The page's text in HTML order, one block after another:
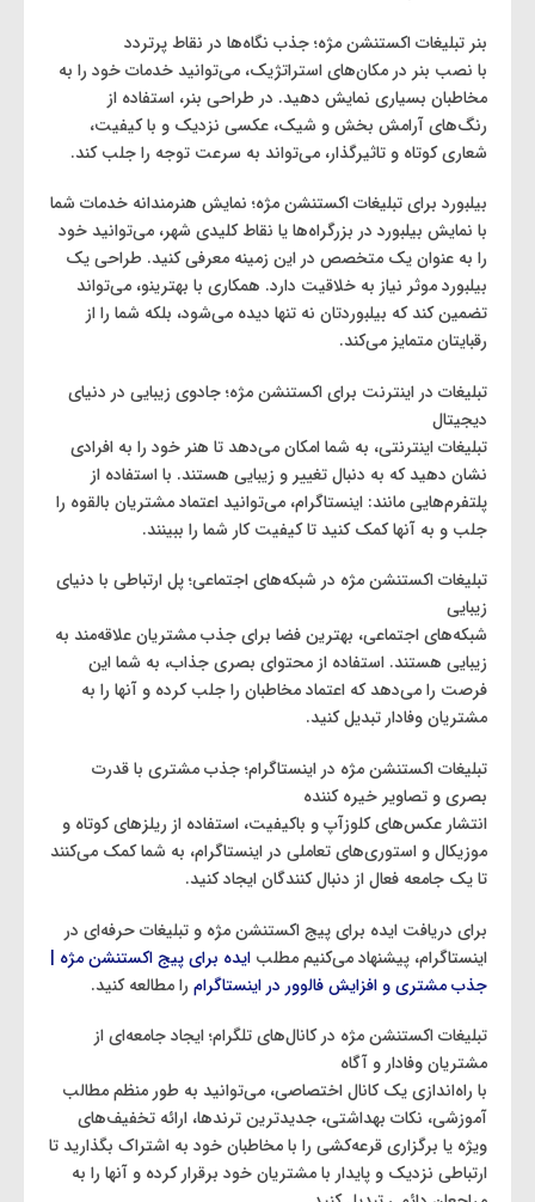
بنر تبلیغات اکستنشن مژه؛ جذب نگاه‌ها در نقاط پرتردد
با نصب بنر در مکان‌های استراتژیک، می‌توانید خدمات خود را به
مخاطبان بسیاری نمایش دهید. در طراحی بنر، استفاده از
رنگ‌های آرامش‌ بخش و شیک، عکسی نزدیک و با کیفیت،
شعاری کوتاه و تاثیرگذار، می‌تواند به سرعت توجه را جلب کند.
بیلبورد برای تبلیغات اکستنشن مژه؛ نمایش هنرمندانه خدمات شما
با نمایش بیلبورد در بزرگراه‌ها یا نقاط کلیدی شهر، می‌توانید خود
را به عنوان یک متخصص در این زمینه معرفی کنید. طراحی یک
بیلبورد موثر نیاز به خلاقیت دارد. همکاری با بهترینو، می‌تواند
تضمین کند که بیلبوردتان نه تنها دیده می‌شود، بلکه شما را از
رقبایتان متمایز می‌کند.
تبلیغات در اینترنت برای اکستنشن مژه؛ جادوی زیبایی در دنیای
دیجیتال
تبلیغات اینترنتی، به شما امکان می‌دهد تا هنر خود را به افرادی
نشان دهید که به دنبال تغییر و زیبایی هستند. با استفاده از
پلتفرم‌هایی مانند: اینستاگرام، می‌توانید اعتماد مشتریان بالقوه را
جلب و به آنها کمک کنید تا کیفیت کار شما را ببینند.
تبلیغات اکستنشن مژه در شبکه‌های اجتماعی؛ پل ارتباطی با دنیای
زیبایی
شبکه‌های اجتماعی، بهترین فضا برای جذب مشتریان علاقه‌مند به
زیبایی هستند. استفاده از محتوای بصری جذاب، به شما این
فرصت را می‌دهد که اعتماد مخاطبان را جلب کرده و آنها را به
مشتریان وفادار تبدیل کنید.
تبلیغات اکستنشن مژه در اینستاگرام؛ جذب مشتری با قدرت
بصری و تصاویر خیره‌ کننده
انتشار عکس‌های کلوزآپ و باکیفیت، استفاده از ریلزهای کوتاه و
موزیکال و استوری‌های تعاملی در اینستاگرام، به شما کمک می‌کنند
تا یک جامعه فعال از دنبال‌ کنندگان ایجاد کنید.
برای دریافت ایده برای پیج اکستنشن مژه و تبلیغات حرفه‌ای در
اینستاگرام، پیشنهاد می‌کنیم مطلب ایده برای پیج اکستنشن مژه |
جذب مشتری و افزایش فالوور در اینستاگرام را مطالعه کنید.
تبلیغات اکستنشن مژه در کانال‌های تلگرام؛ ایجاد جامعه‌ای از
مشتریان وفادار و آگاه
با راه‌اندازی یک کانال اختصاصی، می‌توانید به طور منظم مطالب
آموزشی، نکات بهداشتی، جدیدترین ترندها، ارائه تخفیف‌های
ویژه یا برگزاری قرعه‌کشی را با مخاطبان خود به اشتراک بگذارید تا
ارتباطی نزدیک و پایدار با مشتریان خود برقرار کرده و آنها را به